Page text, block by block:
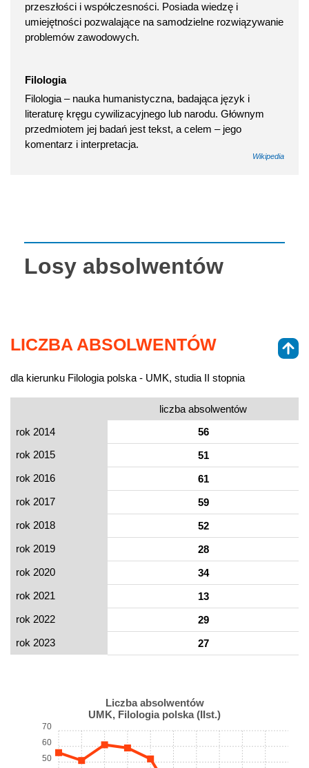
przeszłości i współczesności. Posiada wiedzę i
umiejętności pozwalające na samodzielne rozwiązywanie
problemów zawodowych.
Filologia
Filologia – nauka humanistyczna, badająca język i
literaturę kręgu cywilizacyjnego lub narodu. Głównym
przedmiotem jej badań jest tekst, a celem – jego
komentarz i interpretacja.
Wikipedia
Losy absolwentów
LICZBA ABSOLWENTÓW
dla kierunku Filologia polska - UMK, studia II stopnia
liczba absolwentów
rok 2014
56
rok 2015
51
rok 2016
61
rok 2017
59
rok 2018
52
rok 2019
28
rok 2020
34
rok 2021
13
rok 2022
29
rok 2023
27
Liczba absolwentów
UMK, Filologia polska (IIst.)
50
60
70